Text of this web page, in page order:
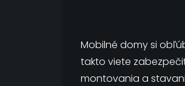
Mobilné domy si
takto viete
montovania a